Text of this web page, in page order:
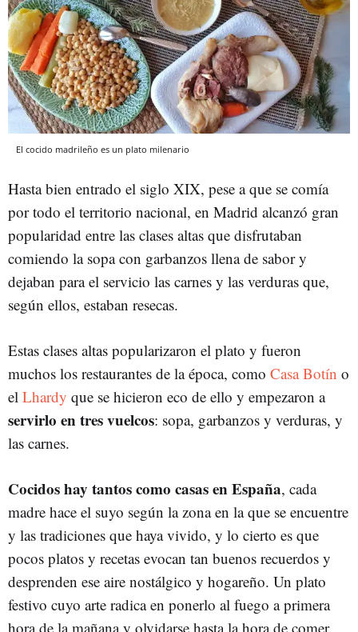
El cocido madrileño es un plato milenario
Hasta bien entrado el siglo XIX, pese a que se comía
por todo el territorio nacional, en Madrid alcanzó gran
popularidad entre las clases altas que disfrutaban
comiendo la sopa con garbanzos llena de sabor y
dejaban para el servicio las carnes y las verduras que,
según ellos, estaban resecas.
Estas clases altas popularizaron el plato y fueron
muchos los restaurantes de la época, como Casa Botín o
el Lhardy que se hicieron eco de ello y empezaron a
servirlo en tres vuelcos: sopa, garbanzos y verduras, y
las carnes.
Cocidos hay tantos como casas en España, cada
madre hace el suyo según la zona en la que se encuentre
y las tradiciones que haya vivido, y lo cierto es que
pocos platos y recetas evocan tan buenos recuerdos y
desprenden ese aire nostálgico y hogareño. Un plato
festivo cuyo arte radica en ponerlo al fuego a primera
hora de la mañana y olvidarse hasta la hora de comer.